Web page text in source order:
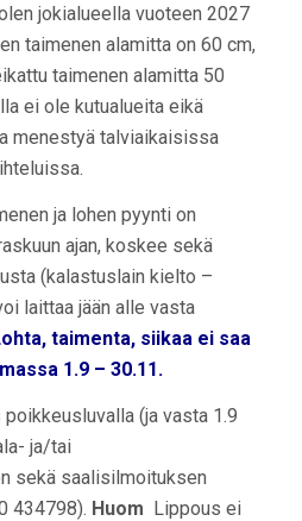
jokialueella vuoteen 2027
taimenen alamitta on 60 cm,
taimenen alamitta 50
ei ole kutualueita eikä
menestyä talviaikaisissa
ja lohen pyynti on
ajan, koskee sekä
(kalastuslain kielto –
laittaa jään alle vasta
taimenta, siikaa ei saa
1.9 – 30.11.
(ja vasta 1.9
ja/tai
sekä saalisilmoituksen
434798). Huom Lippous ei